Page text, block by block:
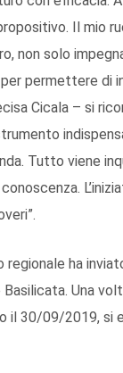
Il mio
non solo
permettere di
Cicala – si
Tutto viene
regionale ha
Una
il 30/09/2019, si